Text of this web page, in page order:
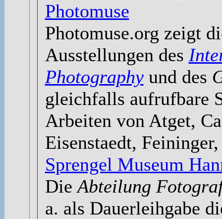
Photomuse
Photomuse.org zeigt
Ausstellungen des
Photographyund des
gleichfalls aufrufbare
Arbeiten von Atget,
Eisenstaedt,
Sprengel Museum
DieAbteilung
a. als Dauerleihgabe